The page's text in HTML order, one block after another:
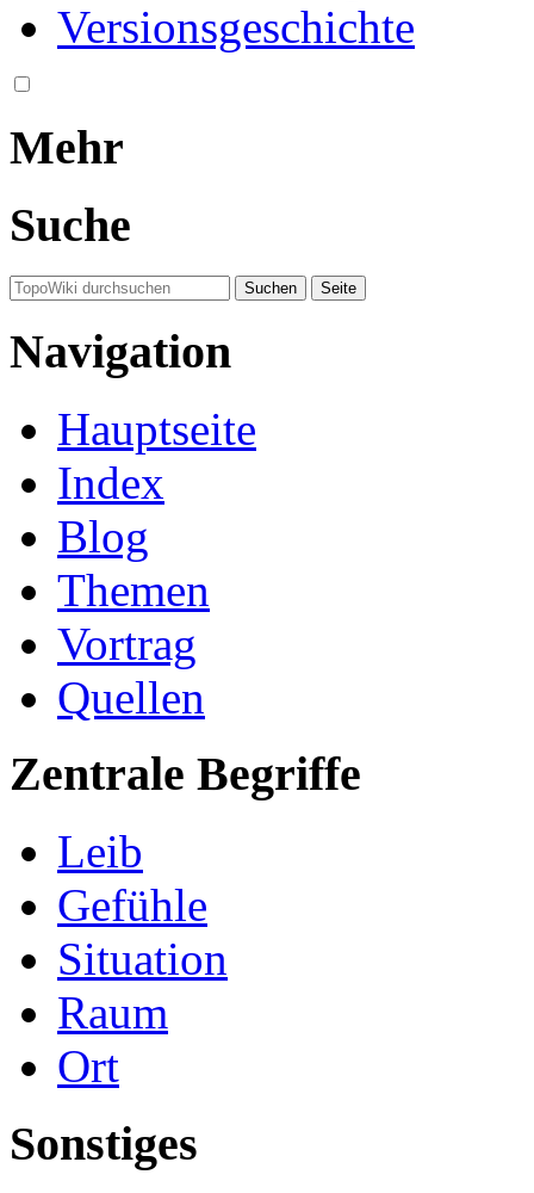
Versionsgeschichte
Mehr
Suche
Navigation
Hauptseite
Index
Blog
Themen
Vortrag
Quellen
Zentrale Begriffe
Leib
Gefühle
Situation
Raum
Ort
Sonstiges